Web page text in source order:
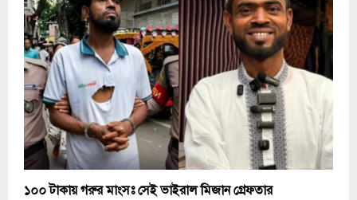
১০০ টাকায় গরুর মাংসঃ সেই ভাইরাল মিজান গ্রেফতার